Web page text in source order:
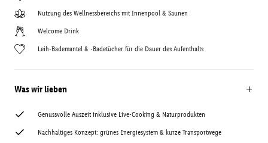
Nutzung des Wellnessbereichs mit Innenpool & Saunen
Welcome Drink
Leih-Bademantel & -Badetücher für die Dauer des Aufenthalts
Was wir lieben
Genussvolle Auszeit inklusive Live-Cooking & Naturprodukten
Nachhaltiges Konzept: grünes Energiesystem & kurze Transportwege